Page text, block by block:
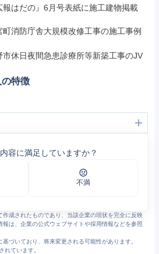
はだの』6月号表紙に施工建物掲載
消防庁舎大規模改修工事の施工事例
休日夜間急患診療所等新築工事のJV
の特徴
や商業施設など、秦野に1989年に創業した建設会社
detail/2101151/
容に満足していますか？
不満
作成されたものであり、当該企業の現状を完全に反映
報は、企業の公式ウェブサイトや採用情報などを参照
づいており、将来変更される可能性があります。
れています。